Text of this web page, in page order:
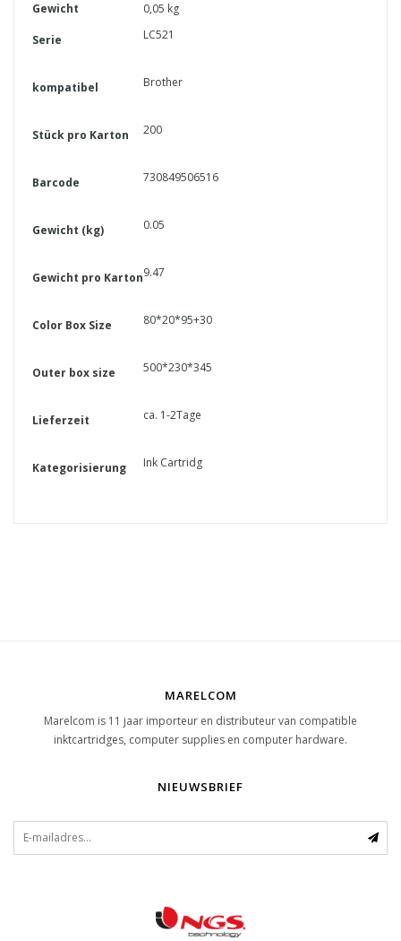
Gewicht 0,05 kg
Serie LC521
kompatibel Brother
Stück pro Karton 200
Barcode 730849506516
Gewicht (kg) 0.05
Gewicht pro Karton9.47
Color Box Size 80*20*95+30
Outer box size 500*230*345
Lieferzeit ca. 1-2Tage
Kategorisierung Ink Cartridg
MARELCOM
Marelcom is 11 jaar importeur en distributeur van compatible
inktcartridges, computer supplies en computer hardware.
NIEUWSBRIEF